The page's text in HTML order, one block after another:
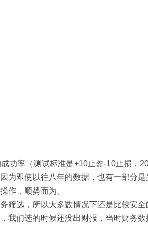
功率（测试标准是+10止盈-10止损，
为即使以往八年的数据，也有一部分是
作，顺势而为。
筛选，所以大多数情况下还是比较安全
我们选的时候还没出财报，当时财务数